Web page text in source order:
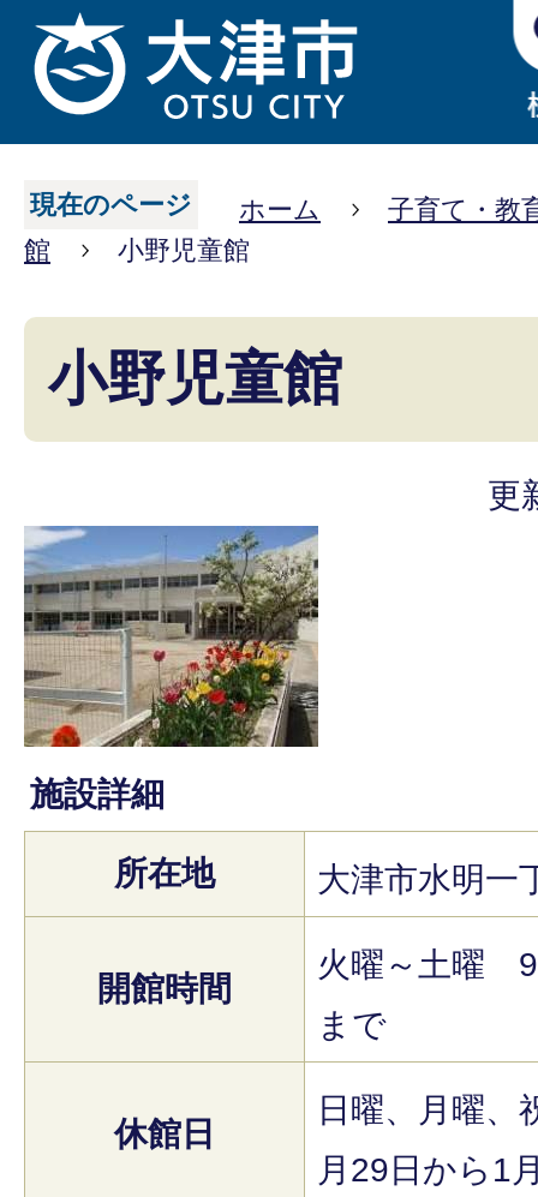
現在のページ ホーム
子育て・教
館
小野児童館
小野児童館
更
施設詳細
所在地 大津市水明一
開館時間
火曜～土曜
まで
休館日
日曜、月曜、
月29日から1